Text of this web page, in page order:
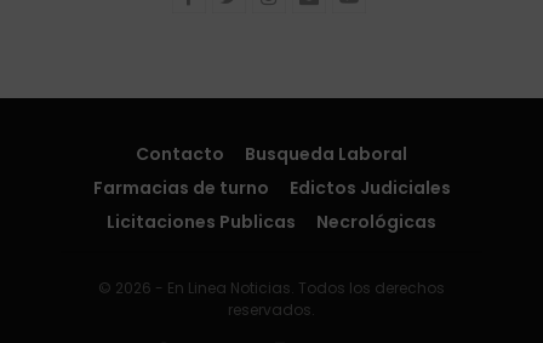
Contacto
Busqueda Laboral
Farmacias de turno
Edictos Judiciales
Licitaciones Publicas
Necrológicas
© 2026 - En Linea Noticias. Todos los derechos
reservados.